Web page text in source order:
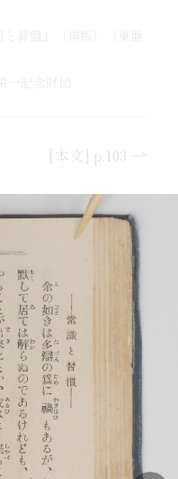
[本文] p.103